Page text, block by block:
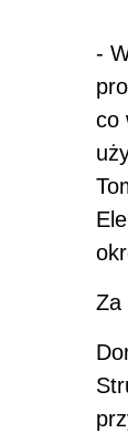
-
co
Za